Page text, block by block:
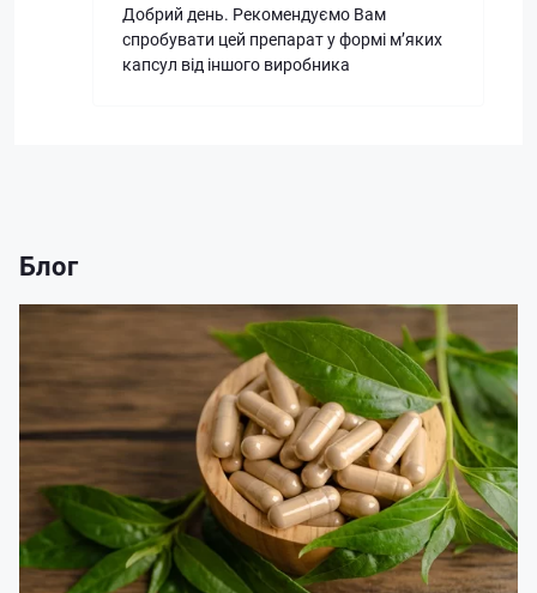
Добрий день. Рекомендуємо Вам
спробувати цей препарат у формі м’яких
капсул від іншого виробника
Блог